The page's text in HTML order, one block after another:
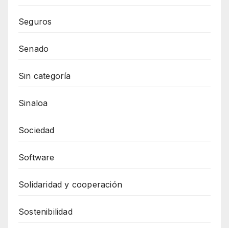
Seguros
Senado
Sin categoría
Sinaloa
Sociedad
Software
Solidaridad y cooperación
Sostenibilidad